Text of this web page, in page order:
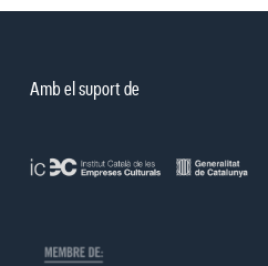
Amb el suport de